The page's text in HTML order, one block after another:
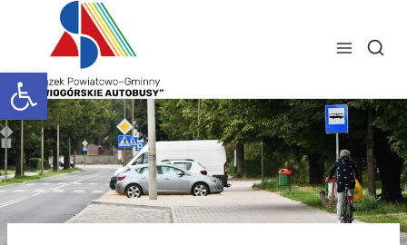
Open toolbar